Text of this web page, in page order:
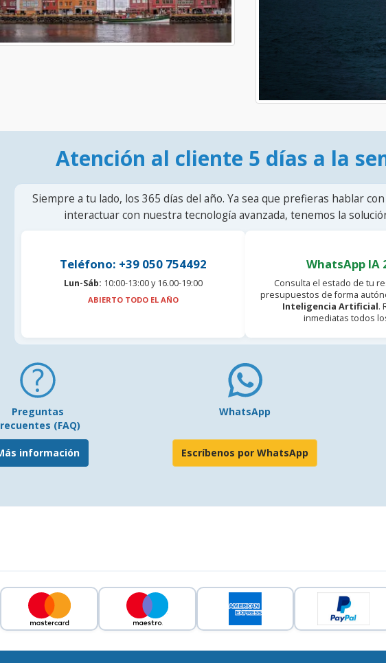
Atención al cliente 5 días a la
Siempre a tu lado, los 365 días del año. Ya sea que prefieras hablar
interactuar con nuestra tecnología avanzada, tenemos la
Teléfono: +39 050 754492
Lun-Sáb: 10:00-13:00 y 16.00-19:00
ABIERTO TODO EL AÑO
WhatsApp IA
Consulta el estado de tu
presupuestos de forma
Inteligencia Artificial.
inmediatas todos
Preguntas
(FAQ)
información
WhatsApp
Escríbenos por WhatsApp